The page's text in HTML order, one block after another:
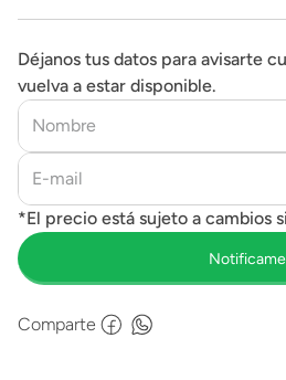
Déjanos tus datos para avisarte
vuelva a estar disponible.
Comparte